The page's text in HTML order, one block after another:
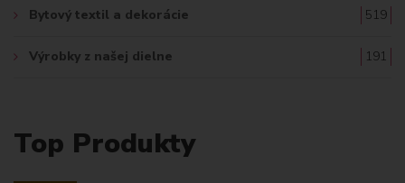
Bytový textil a dekorácie 519
Výrobky z našej dielne 191
Top Produkty